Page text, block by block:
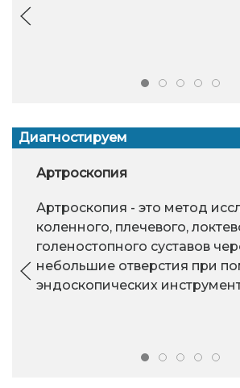
Диагностируем
Артроскопия
Артроскопия - это метод
коленного, плечевого,
голеностопного суставов
небольшие отверстия при
эндоскопических